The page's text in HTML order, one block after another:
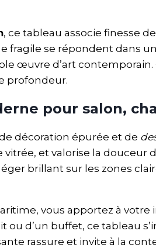
, ce tableau associe finesse
fragile se répondent dans
œuvre d’art contemporain.
profondeur.
pour salon,
décoration épurée et de
et valorise la
brillant sur les zones
vous apportez à
ou d’un buffet, ce tableau
rassure et invite à la